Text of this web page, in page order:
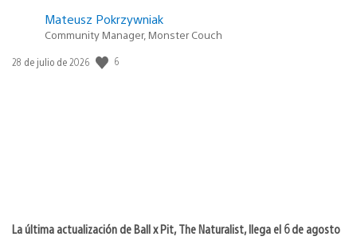
Mateusz Pokrzywniak
Community Manager, Monster Couch
Fecha
28 de julio de 2026 6
La última actualización de Ball x Pit, The Naturalist, llega el 6 de agosto